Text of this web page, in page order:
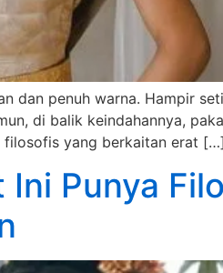
dan penuh warna. Hampir
di balik keindahannya,
filosofis yang berkaitan erat […]
Ini Punya